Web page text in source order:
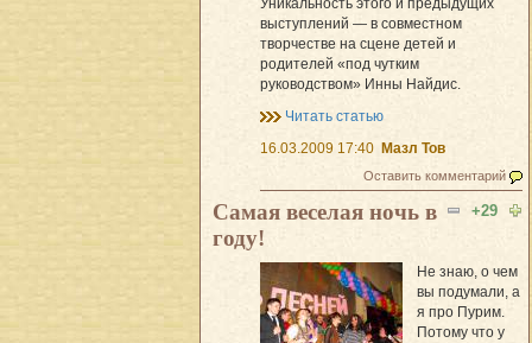
Уникальность этого и предыдущих
выступлений — в совместном
творчестве на сцене детей и
родителей «под чутким
руководством» Инны Найдис.
Читать статью
16.03.2009 17:40 Мазл Тов
Оставить комментарий
+29
Самая веселая ночь в
году!
Не знаю, о чем
вы подумали, а
я про Пурим.
Потому что у